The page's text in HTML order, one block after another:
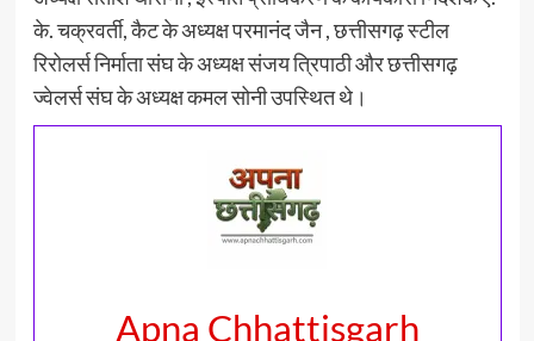
के. चक्रवर्ती‌, कैट के अध्यक्ष परमानंद जैन , छत्तीसगढ़ स्टील
रिरोलर्स निर्माता संघ के अध्यक्ष संजय त्रिपाठी और छत्तीसगढ़
ज्वेलर्स संघ के अध्यक्ष कमल सोनी उपस्थित थे।
Apna Chhattisgarh